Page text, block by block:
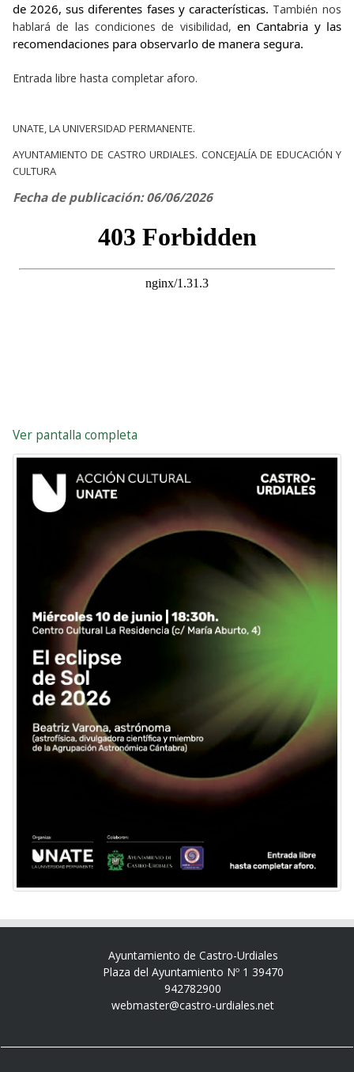
de 2026, sus diferentes fases y características. También nos
hablará de las condiciones de visibilidad, en Cantabria y las
recomendaciones para observarlo de manera segura.
Entrada libre hasta completar aforo.
UNATE, LA UNIVERSIDAD PERMANENTE.
AYUNTAMIENTO DE CASTRO URDIALES. CONCEJALÍA DE EDUCACIÓN Y
CULTURA
Fecha de publicación: 06/06/2026
Ver pantalla completa
Ayuntamiento de Castro-Urdiales
Plaza del Ayuntamiento Nº 1 39470
942782900
webmaster@castro-urdiales.net